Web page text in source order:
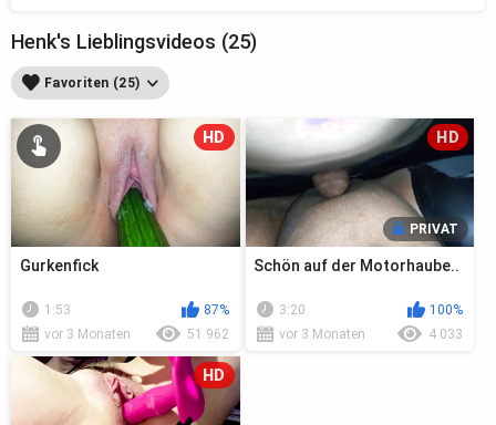
Henk's Lieblingsvideos (25)
Favoriten (25)
HD
Gurkenfick
1:53
87%
vor 3 Monaten
51 962
PRIVAT
HD
Schön auf der Motorhaube..
3:20
100%
vor 3 Monaten
4 033
HD